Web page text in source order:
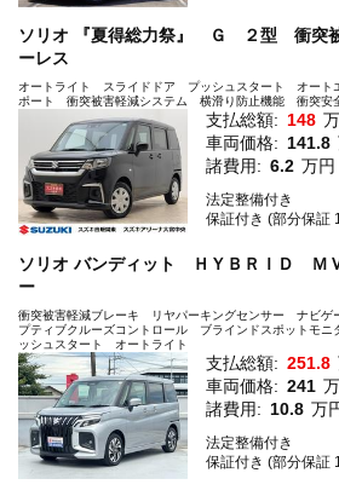
ソリオ 『夏得総力祭』 Ｇ ２型 衝
ーレス
オートライト スライドドア プッシュスタート オート
ポート 衝突被害軽減システム 横滑り防止機能 衝突安
支払総額: 148
車両価格: 141.8
諸費用: 6.2 万円
法定整備付き
保証付き (部分保証
ソリオ バンディット ＨＹＢＲＩＤ
ー
衝突被害軽減ブレーキ リヤパーキングセンサー ナビ
プティブクルーズコントロール ブラインドスポットモ
ッシュスタート オートライト
支払総額: 251.8
車両価格: 241
諸費用: 10.8 万
法定整備付き
保証付き (部分保証